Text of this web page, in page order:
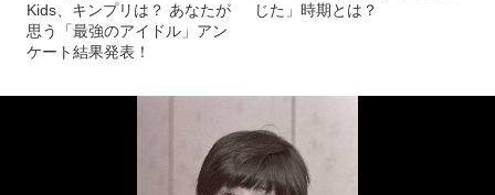
Kids、キンプリは？ あなたが
思う「最強のアイドル」アン
ケート結果発表！
じた」時期とは？